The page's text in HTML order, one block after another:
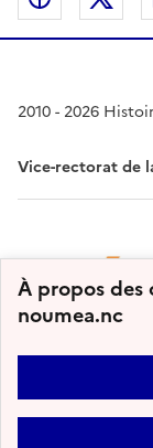
À propos des
noumea.nc
2010 - 2026
Vice-rectorat de
Plan du site Nous